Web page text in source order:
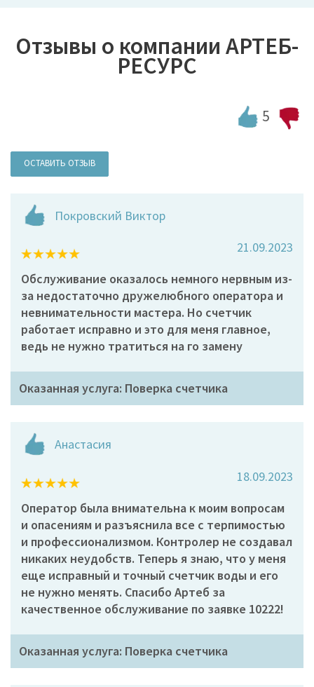
Отзывы о компании АРТЕБ-
РЕСУРС
5
ОСТАВИТЬ ОТЗЫВ
Покровский Виктор
21.09.2023
Обслуживание оказалось немного нервным из-
за недостаточно дружелюбного оператора и
невнимательности мастера. Но счетчик
работает исправно и это для меня главное,
ведь не нужно тратиться на го замену
Оказанная услуга: Поверка счетчика
Анастасия
18.09.2023
Оператор была внимательна к моим вопросам
и опасениям и разъяснила все с терпимостью
и профессионализмом. Контролер не создавал
никаких неудобств. Теперь я знаю, что у меня
еще исправный и точный счетчик воды и его
не нужно менять. Спасибо Артеб за
качественное обслуживание по заявке 10222!
Оказанная услуга: Поверка счетчика